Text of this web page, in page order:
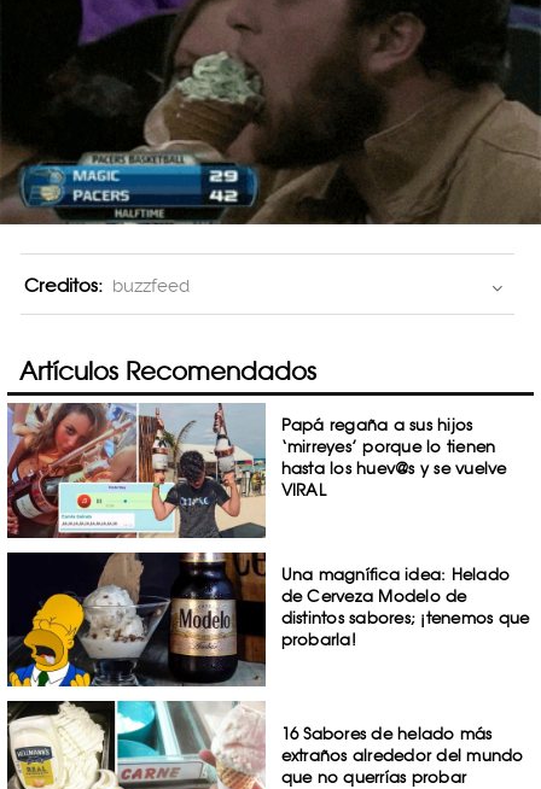
Creditos: buzzfeed
Artículos Recomendados
Papá regaña a sus hijos
‘mirreyes’ porque lo tienen
hasta los huev@s y se vuelve
VIRAL
Una magnífica idea: Helado
de Cerveza Modelo de
distintos sabores; ¡tenemos que
probarla!
16 Sabores de helado más
extraños alrededor del mundo
que no querrías probar